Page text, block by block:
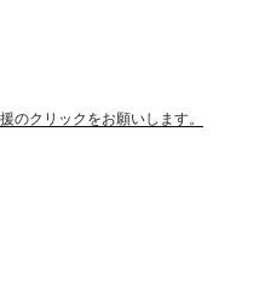
のクリックをお願いします。